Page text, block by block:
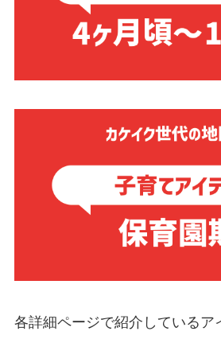
各詳細ページで紹介しているア